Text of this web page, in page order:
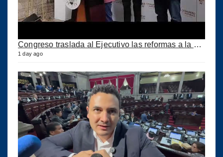
Congreso traslada al Ejecutivo las reformas a la Ley del IUSI tras firma del Decreto 18-2026
1 day ago